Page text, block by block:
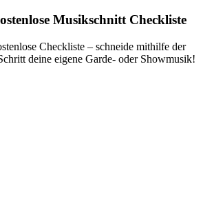
Musikschnitt Checkliste
Checkliste – schneide mithilfe der
deine eigene Garde- oder Showmusik!